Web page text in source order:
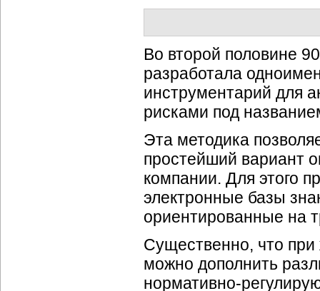
Во второй половине
разработала
инструментарий для
рисками под
Эта методика
простейший вариант
компании. Для этого
электронные базы
ориентированные на
Существенно, что
можно дополнить
нормативно-